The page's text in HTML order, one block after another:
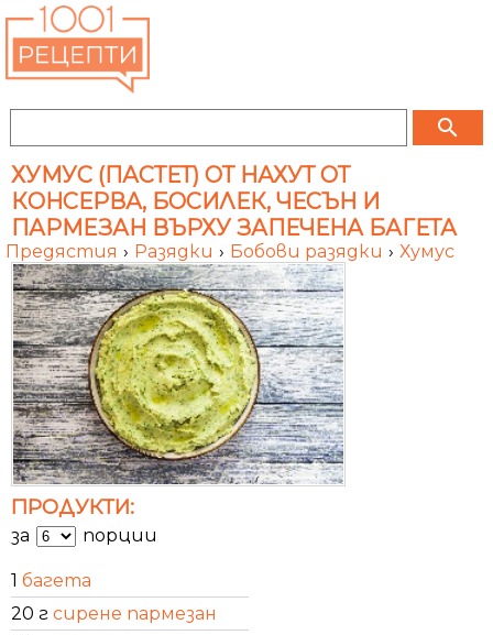
search
ХУМУС (ПАСТЕТ) ОТ НАХУТ ОТ
КОНСЕРВА, БОСИЛЕК, ЧЕСЪН И
ПАРМЕЗАН ВЪРХУ ЗАПЕЧЕНА БАГЕТА
Предястия › Разядки › Бобови разядки › Хумус
ПРОДУКТИ:
за порции
1 багета
20 г сирене пармезан